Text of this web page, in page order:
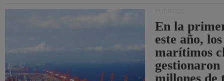
En la
este año,
marítimos
gestionaron